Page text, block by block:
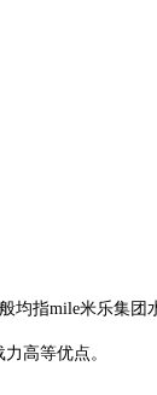
指mile米乐集团
高等优点。